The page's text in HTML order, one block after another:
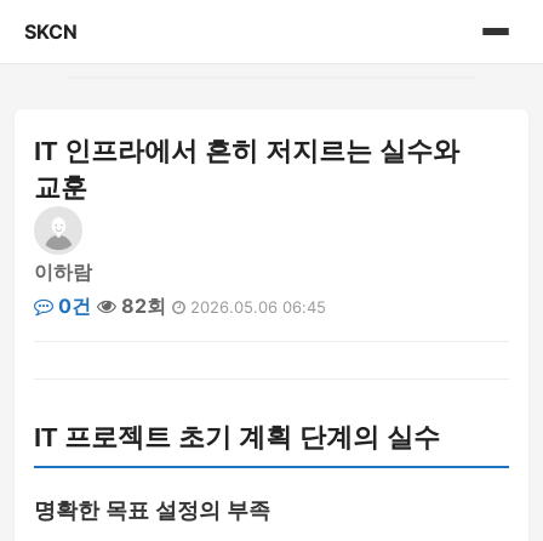
SKCN
게시판
IT 인프라에서 흔히 저지르는 실수와
교훈
이하람
0건
82회 2026.05.06 06:45
IT 프로젝트 초기 계획 단계의 실수
명확한 목표 설정의 부족